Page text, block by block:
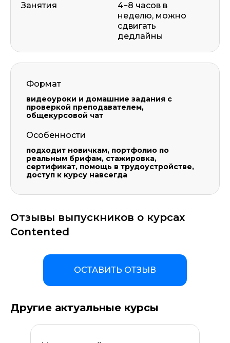
Занятия
4−8 часов в
неделю, можно
сдвигать
дедлайны
Формат
видеоуроки и домашние задания с
проверкой преподавателем,
общекурсовой чат
Особенности
подходит новичкам, портфолио по
реальным брифам, стажировка,
сертификат, помощь в трудоустройстве,
доступ к курсу навсегда
Отзывы выпускников о курсах
Contented
ОСТАВИТЬ ОТЗЫВ
Другие актуальные курсы